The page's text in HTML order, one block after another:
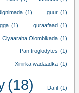
(1) guur (1)
(1) quraafaad (1)
Ciyaaraha Olombikada (1)
Pan troglodytes (1)
Xiriirka wadaadka (1)
(18) Dafil (1)